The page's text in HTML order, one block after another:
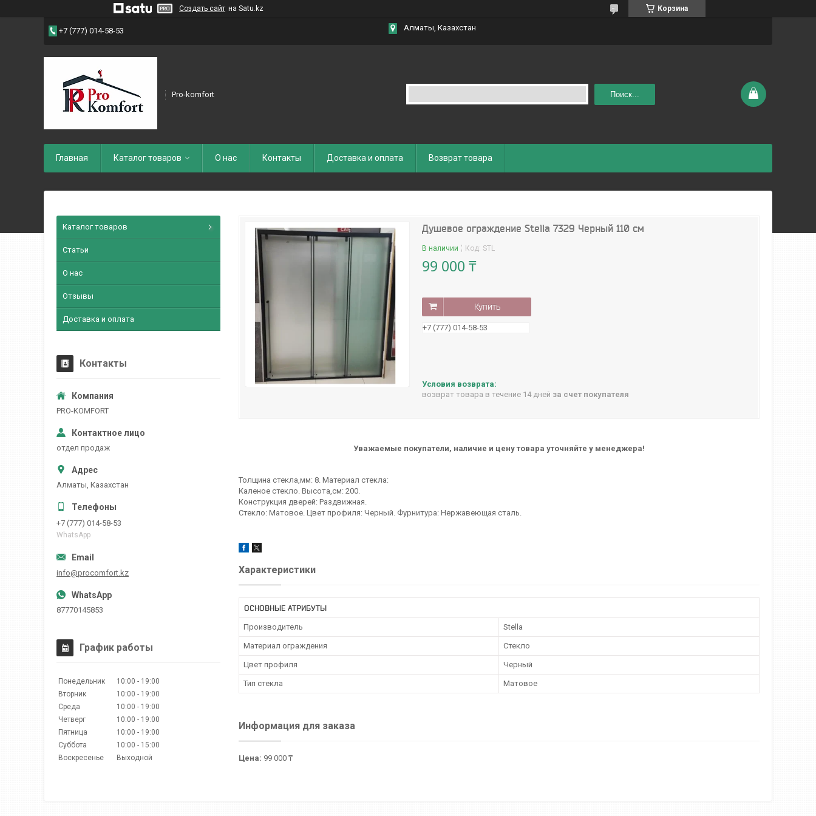
Создать сайт на Satu.kz Корзина
+7 (777) 014-58-53 Алматы, Казахстан
Pro-komfort Поиск...
Главная Каталог товаров О нас Контакты Доставка и оплата Возврат товара
Душевое ограждение Stella 7329 Черный 110 см
В наличии Код: STL
99 000 ₸
Купить
+7 (777) 014-58-53
возврат товара в течение 14 дней за счет покупателя
Уважаемые покупатели, наличие и цену товара уточняйте у менеджера!
Толщина стекла,мм: 8. Материал стекла:
Каленое стекло. Высота,см: 200.
Конструкция дверей: Раздвижная.
Стекло: Матовое. Цвет профиля: Черный. Фурнитура: Нержавеющая сталь.
Характеристики
ОСНОВНЫЕ АТРИБУТЫ
Производитель Stella
Материал ограждения Стекло
Цвет профиля Черный
Тип стекла Матовое
Информация для заказа
Цена: 99 000 ₸
Каталог товаров
Статьи
О нас
Отзывы
Доставка и оплата
Контакты
PRO-KOMFORT
отдел продаж
Алматы, Казахстан
+7 (777) 014-58-53
WhatsApp
info@procomfort.kz
87770145853
График работы
Понедельник 10:00
19:00
Вторник
10:00
19:00
Среда
10:00
19:00
Четверг
10:00
19:00
Пятница
10:00
19:00
Суббота
10:00
15:00
Воскресенье
Выходной